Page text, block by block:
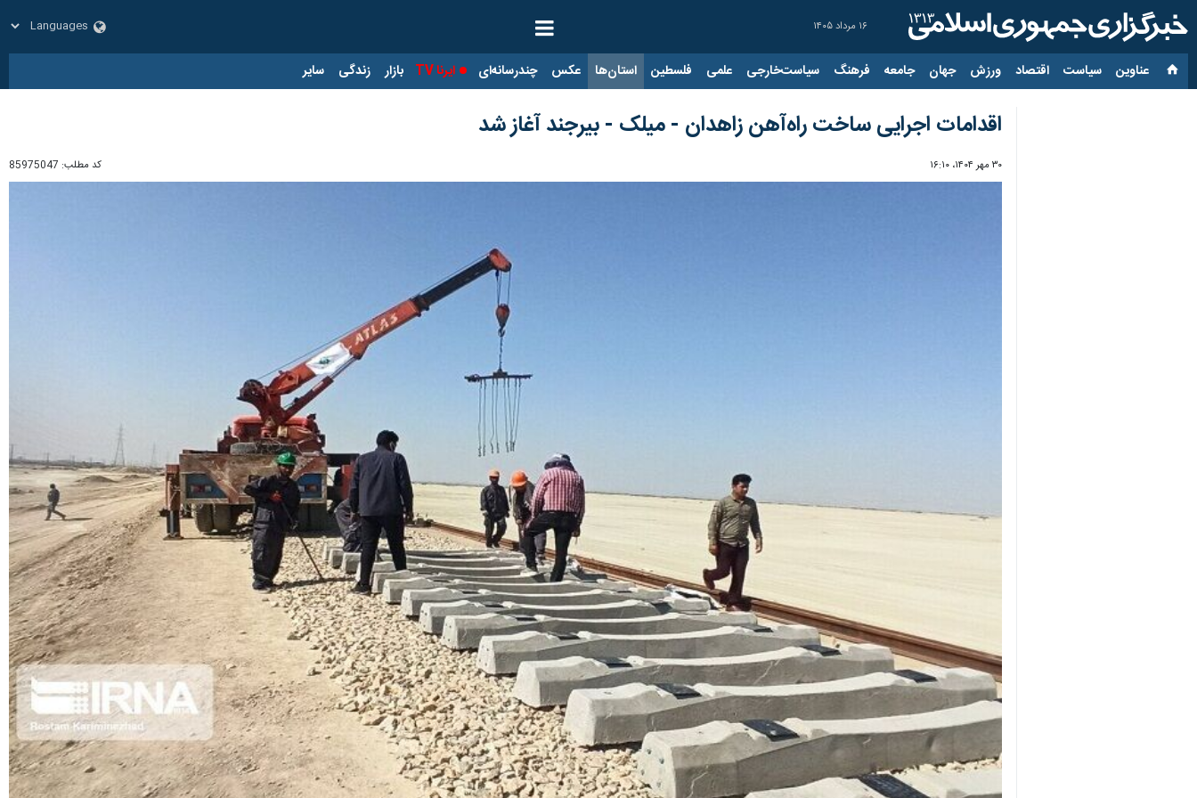
۱۶ مرداد ۱۴۰۵
عناوین‌ سیاست اقتصاد ورزش جهان جامعه فرهنگ سیاست‌خارجی علمی فلسطین استان‌ها عکس چندرسانه‌ای ایرنا TV بازار زندگی سایر
اقدامات اجرایی ساخت راه‌آهن زاهدان - میلک - بیرجند آغاز شد
۳۰ مهر ۱۴۰۴، ۱۶:۱۰ کد مطلب: 85975047